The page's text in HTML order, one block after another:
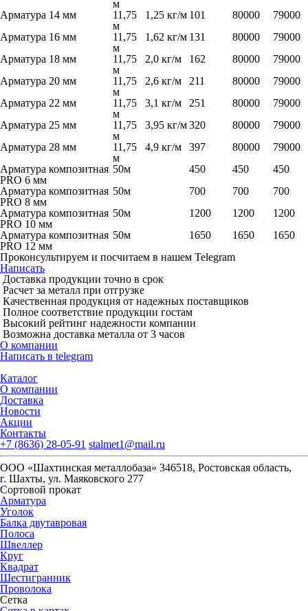
м
Арматура 14 мм
11,75
м
1,25 кг/м 101 80000
79000
Арматура 16 мм
11,75
м
1,62 кг/м 131 80000
79000
Арматура 18 мм
11,75
м
2,0 кг/м 162 80000
79000
Арматура 20 мм
11,75
м
2,6 кг/м 211 80000
79000
Арматура 22 мм
11,75
м
3,1 кг/м 251 80000
79000
Арматура 25 мм
11,75
м
3,95 кг/м320 80000
79000
Арматура 28 мм
11,75
м
4,9 кг/м 397 80000
79000
Арматура композитная
PRO 6 мм
50м 450 450
450
Арматура композитная
PRO 8 мм
50м 700 700
700
Арматура композитная
PRO 10 мм
50м 1200 1200
1200
Арматура композитная
PRO 12 мм
50м 1650 1650
1650
Проконсультируем и посчитаем в нашем Telegram
Написать
Доставка продукции точно в срок
Расчет за металл при отгрузке
Качественная продукция от надежных поставщиков
Полное соответствие продукции гостам
Высокий рейтинг надежности компании
Возможна доставка металла от 3 часов
О компании
Написать в telegram
Каталог
О компании
Доставка
Новости
Акции
Контакты
+7 (8636) 28-05-91 stalmet1@mail.ru
ООО «Шахтинская металлобаза» 346518, Ростовская область,
г. Шахты, ул. Маяковского 277
Сортовой прокат
Арматура
Уголок
Балка двутавровая
Полоса
Швеллер
Круг
Квадрат
Шестигранник
Проволока
Сетка